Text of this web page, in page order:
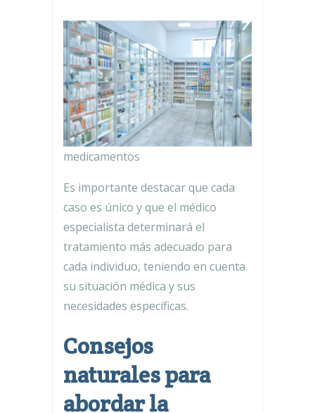
medicamentos
Es importante destacar que cada
caso es único y que el médico
especialista determinará el
tratamiento más adecuado para
cada individuo, teniendo en cuenta
su situación médica y sus
necesidades específicas.
Consejos
naturales para
abordar la